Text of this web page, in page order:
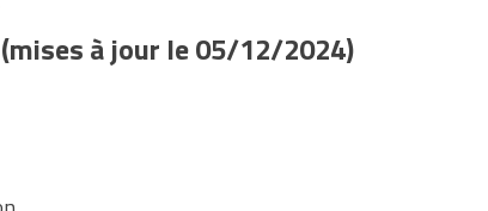
à jour le 05/12/2024)